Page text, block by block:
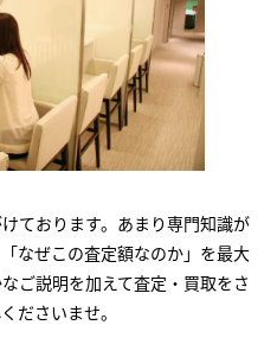
ております。あまり専門知識が
なぜこの査定額なのか」を最大
ご説明を加えて査定・買取をさ
ださいませ。